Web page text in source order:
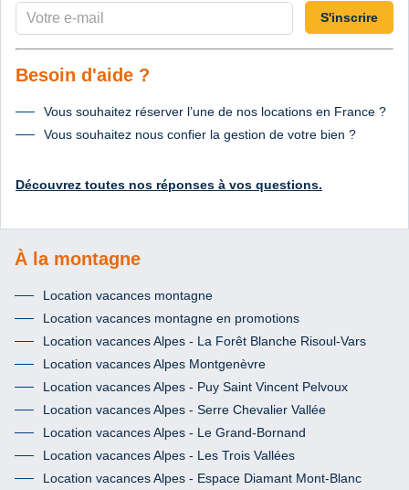
S'inscrire
Besoin d'aide ?
Vous souhaitez réserver l’une de nos locations en France ?
Vous souhaitez nous confier la gestion de votre bien ?
Découvrez toutes nos réponses à vos questions.
À la montagne
Location vacances montagne
Location vacances montagne en promotions
Location vacances Alpes - La Forêt Blanche Risoul-Vars
Location vacances Alpes Montgenèvre
Location vacances Alpes - Puy Saint Vincent Pelvoux
Location vacances Alpes - Serre Chevalier Vallée
Location vacances Alpes - Le Grand-Bornand
Location vacances Alpes - Les Trois Vallées
Location vacances Alpes - Espace Diamant Mont-Blanc